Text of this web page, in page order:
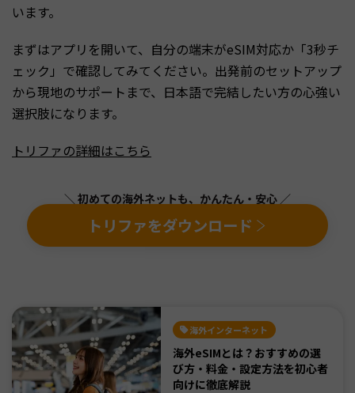
います。
まずはアプリを開いて、自分の端末がeSIM対応か「3秒チ
ェック」で確認してみてください。出発前のセットアップ
から現地のサポートまで、日本語で完結したい方の心強い
選択肢になります。
トリファの詳細はこちら
＼ 初めての海外ネットも、かんたん・安心 ／
トリファをダウンロード
海外インターネット
海外eSIMとは？おすすめの選
び方・料金・設定方法を初心者
向けに徹底解説